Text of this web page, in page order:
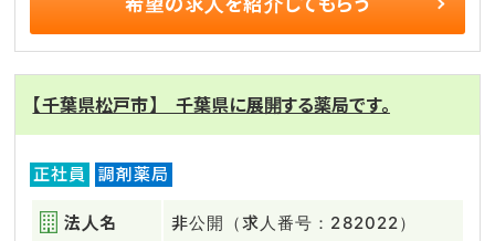
【千葉県松戸市】 千葉県に展開する薬局です。
正社員 調剤薬局
法人名 非公開（求人番号：282022）